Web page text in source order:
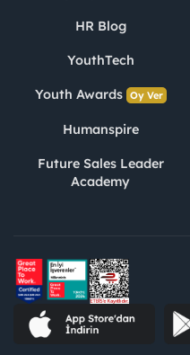
HR Blog
YouthTech
Youth Awards Oy Ver
Humanspire
Future Sales Leader
Academy